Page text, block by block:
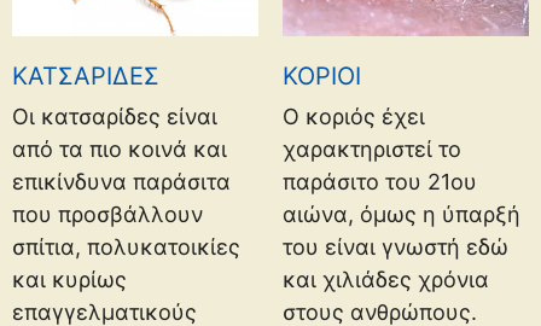
ΚΑΤΣΑΡΙΔΕΣ
Οι κατσαρίδες είναι
από τα πιο κοινά και
επικίνδυνα παράσιτα
που προσβάλλουν
σπίτια, πολυκατοικίες
και κυρίως
επαγγελματικούς
ΚΟΡΙΟΙ
Ο κοριός έχει
χαρακτηριστεί το
παράσιτο του 21ου
αιώνα, όμως η ύπαρξή
του είναι γνωστή εδώ
και χιλιάδες χρόνια
στους ανθρώπους.